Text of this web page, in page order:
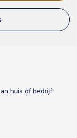
huis of bedrijf